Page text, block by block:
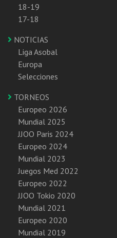
18-19
17-18
NOTICIAS
Liga Asobal
Europa
Selecciones
TORNEOS
Europeo 2026
Mundial 2025
JJOO Paris 2024
Europeo 2024
Mundial 2023
Juegos Med 2022
Europeo 2022
JJOO Tokio 2020
Mundial 2021
Europeo 2020
Mundial 2019